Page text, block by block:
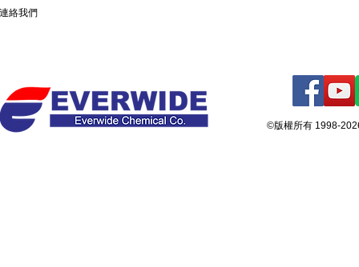
連絡我們
©版權所有 1998-